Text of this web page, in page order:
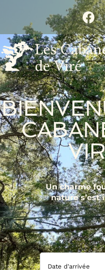
Un charme
nature s’est